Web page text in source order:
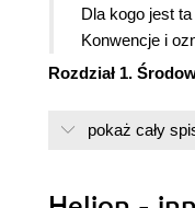
Dla kogo jest
Konwencje i
Rozdział 1.
Kompilowanie i
pokaż cały